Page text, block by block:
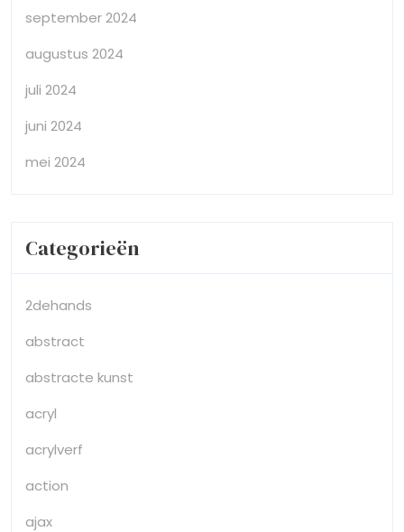
september 2024
augustus 2024
juli 2024
juni 2024
mei 2024
Categorieën
2dehands
abstract
abstracte kunst
acryl
acrylverf
action
ajax